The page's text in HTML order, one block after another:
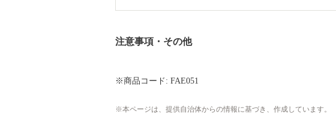
注意事項・その他
※商品コード: FAE051
本ページは、提供自治体からの情報に基づき、作成しています。